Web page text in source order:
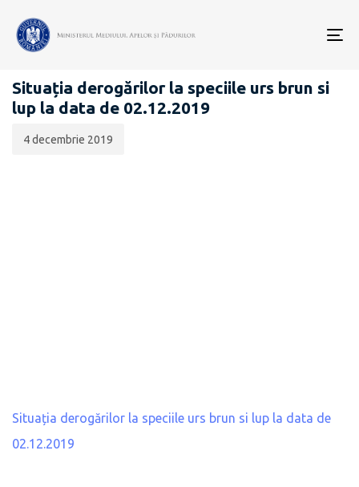
BIODIVERSITATE
Situația derogărilor la speciile urs brun si
lup la data de 02.12.2019
publicării:
4 decembrie 2019
Situația derogărilor la speciile urs brun si lup la data de
02.12.2019